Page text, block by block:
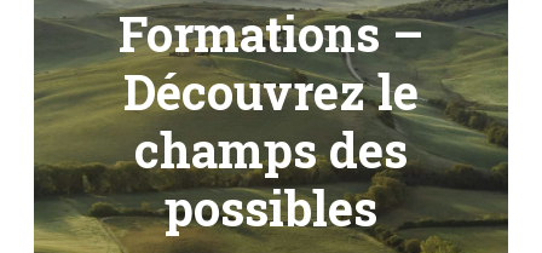
Formations –
Découvrez le
champs des
possibles